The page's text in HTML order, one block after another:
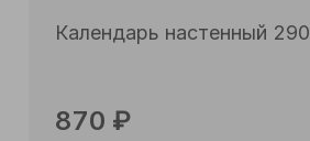
Календарь настенный
870 ₽